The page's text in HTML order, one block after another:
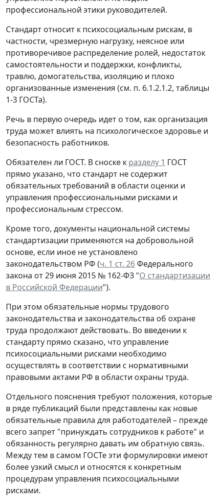
профессиональной этики руководителей.
Стандарт относит к психосоциальным рискам, в
частности, чрезмерную нагрузку, неясное или
противоречивое распределение ролей, недостаток
самостоятельности и поддержки, конфликты,
травлю, домогательства, изоляцию и плохо
организованные изменения (см. п. 6.1.2.1.2, таблицы
1-3 ГОСТа).
Речь в первую очередь идет о том, как организация
труда может влиять на психологическое здоровье и
безопасность работников.
Обязателен ли ГОСТ. В сноске к разделу 1 ГОСТ
прямо указано, что стандарт не содержит
обязательных требований в области оценки и
управления профессиональными рисками и
профессиональным стрессом.
Кроме того, документы национальной системы
стандартизации применяются на добровольной
основе, если иное не установлено
законодательством РФ (ч. 1 ст. 26Федерального
закона от 29 июня 2015 № 162-ФЗ "О стандартизации
в Российской Федерации").
При этом обязательные нормы трудового
законодательства и законодательства об охране
труда продолжают действовать. Во введении к
стандарту прямо сказано, что управление
психосоциальными рисками необходимо
осуществлять в соответствии с нормативными
правовыми актами РФ в области охраны труда.
Отдельного пояснения требуют положения, которые
в ряде публикаций были представлены как новые
обязательные правила для работодателей – прежде
всего запрет "принуждать сотрудников к работе" и
обязанность регулярно давать им обратную связь.
Между тем в самом ГОСТе эти формулировки имеют
более узкий смысл и относятся к конкретным
процедурам управления психосоциальными
рисками.